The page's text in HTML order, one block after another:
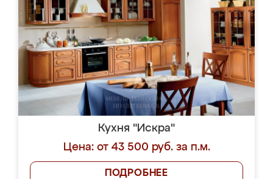
Кухня "Искра"
Цена: от 43 500 руб. за п.м.
ПОДРОБНЕЕ